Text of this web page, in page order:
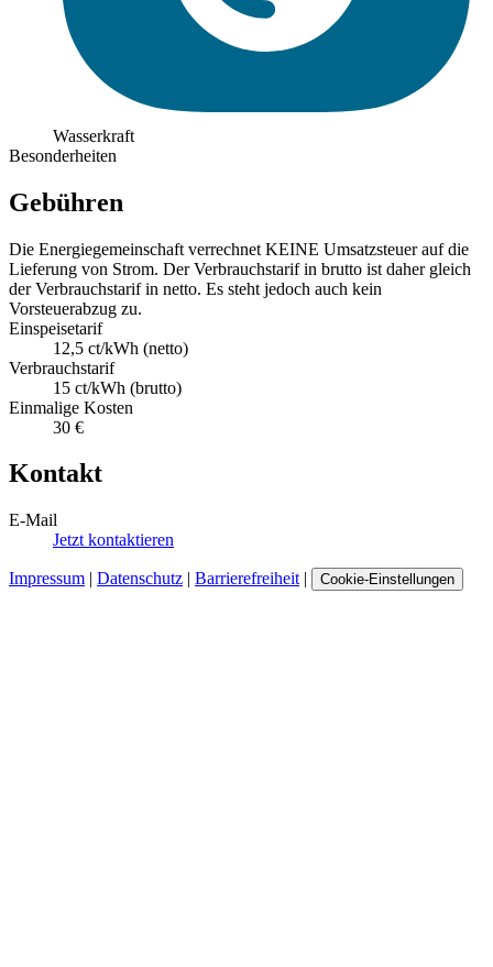
Wasserkraft
Besonderheiten
Gebühren
Die Energiegemeinschaft verrechnet KEINE Umsatzsteuer auf die
Lieferung von Strom. Der Verbrauchstarif in brutto ist daher gleich
der Verbrauchstarif in netto. Es steht jedoch auch kein
Vorsteuerabzug zu.
Einspeisetarif
12,5 ct/kWh (netto)
Verbrauchstarif
15 ct/kWh (brutto)
Einmalige Kosten
30 €
Kontakt
E-Mail
Jetzt kontaktieren
Impressum | Datenschutz | Barrierefreiheit | Cookie-Einstellungen